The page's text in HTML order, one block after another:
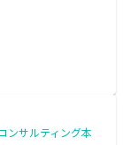
ンサルティング本